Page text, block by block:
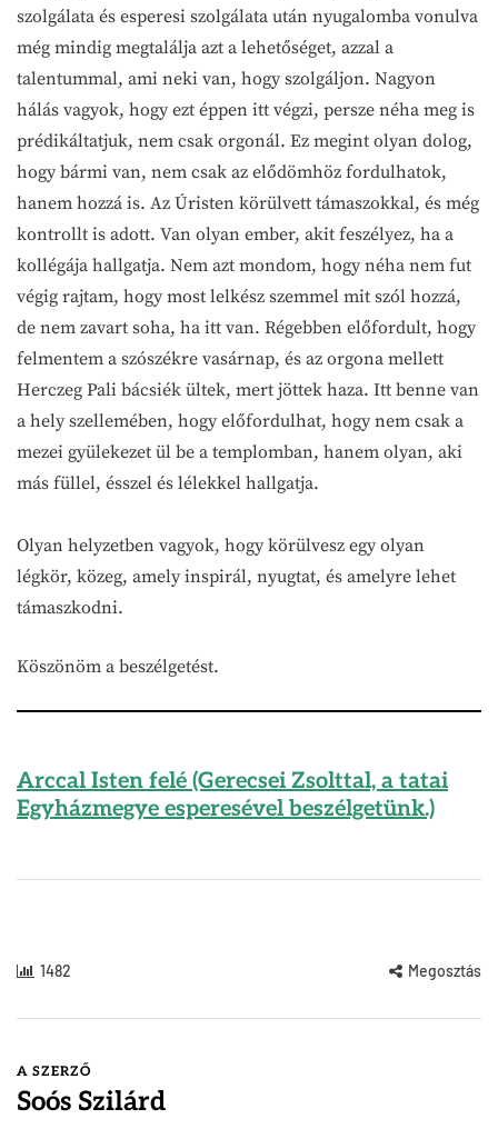
szolgálata és esperesi szolgálata után nyugalomba vonulva
még mindig megtalálja azt a lehetőséget, azzal a
talentummal, ami neki van, hogy szolgáljon. Nagyon
hálás vagyok, hogy ezt éppen itt végzi, persze néha meg is
prédikáltatjuk, nem csak orgonál. Ez megint olyan dolog,
hogy bármi van, nem csak az elődömhöz fordulhatok,
hanem hozzá is. Az Úristen körülvett támaszokkal, és még
kontrollt is adott. Van olyan ember, akit feszélyez, ha a
kollégája hallgatja. Nem azt mondom, hogy néha nem fut
végig rajtam, hogy most lelkész szemmel mit szól hozzá,
de nem zavart soha, ha itt van. Régebben előfordult, hogy
felmentem a szószékre vasárnap, és az orgona mellett
Herczeg Pali bácsiék ültek, mert jöttek haza. Itt benne van
a hely szellemében, hogy előfordulhat, hogy nem csak a
mezei gyülekezet ül be a templomban, hanem olyan, aki
más füllel, ésszel és lélekkel hallgatja.
Olyan helyzetben vagyok, hogy körülvesz egy olyan
légkör, közeg, amely inspirál, nyugtat, és amelyre lehet
támaszkodni.
Köszönöm a beszélgetést.
Arccal Isten felé (Gerecsei Zsolttal, a tatai
Egyházmegye esperesével beszélgetünk.)
1482 Megosztás
A SZERZŐ
Soós Szilárd